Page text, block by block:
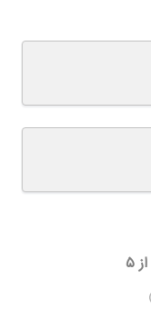
از۵